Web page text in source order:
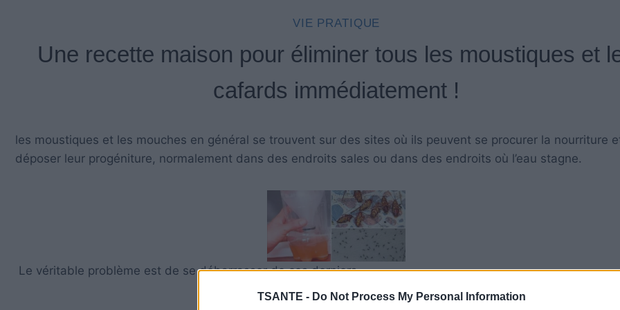
TSANTE - Do Not Process My Personal Information
VIE PRATIQUE
Une recette maison pour éliminer tous les moustiques et
cafards immédiatement !
les moustiques et les mouches en général se trouvent sur des sites où ils peuvent se procurer la nourriture
déposer leur progéniture, normalement dans des endroits sales ou dans des endroits où l’eau stagne.
Le véritable problème est de se débarrasser de ces derniers.